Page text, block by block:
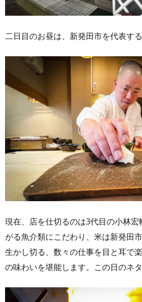
二日目のお昼は、新発田市を代表す
現在、店を仕切るのは3代目の小林
がる魚介類にこだわり、米は新発田
生かし切る、数々の仕事を目と耳で
の味わいを堪能します。この日のネタ